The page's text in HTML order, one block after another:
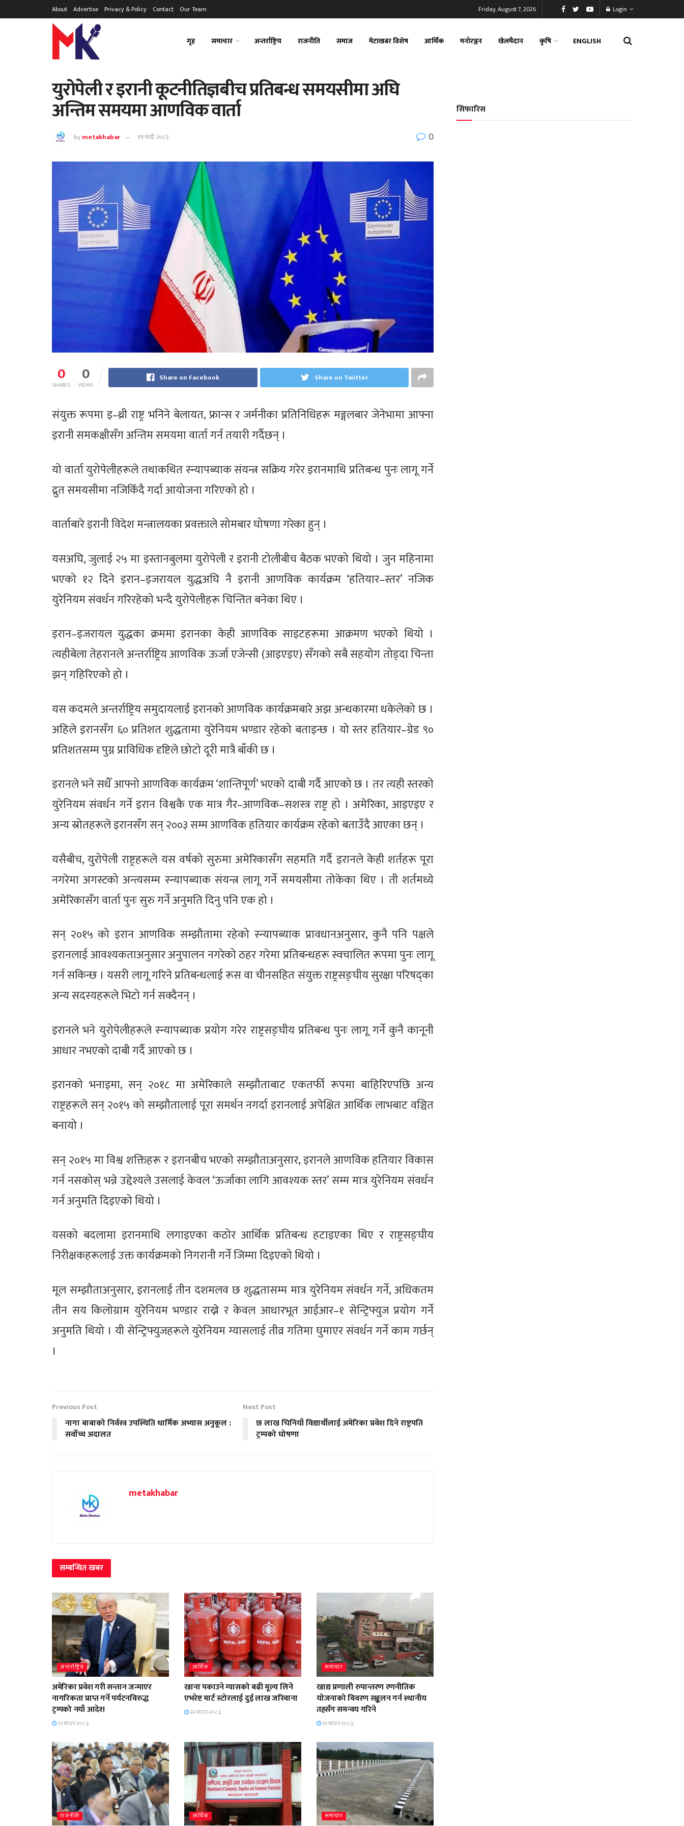
About Advertise Privacy & Policy Contact Our Team Friday, August 7, 2026 Login
गृह समाचार अन्तर्राष्ट्रिय राजनीति समाज मेटाखबर विशेष आर्थिक मनोरञ्जन खेलमैदान कृषि ENGLISH
युरोपेली र इरानी कूटनीतिज्ञबीच प्रतिबन्ध समयसीमा अघि
अन्तिम समयमा आणविक वार्ता
bymetakhabar ११ भदौ २०८२, 0
0
SHARES 0
VIEWS
Share on Facebook Share on Twitter
संयुक्त रूपमा इ–थ्री राष्ट्र भनिने बेलायत, फ्रान्स र जर्मनीका प्रतिनिधिहरू मङ्गलबार जेनेभामा आफ्ना
इरानी समकक्षीसँग अन्तिम समयमा वार्ता गर्न तयारी गर्दैछन् ।
यो वार्ता युरोपेलीहरूले तथाकथित स्न्यापब्याक संयन्त्र सक्रिय गरेर इरानमाथि प्रतिबन्ध पुनः लागू गर्ने
द्रुत समयसीमा नजिकिँदै गर्दा आयोजना गरिएको हो ।
वार्ताबारे इरानी विदेश मन्त्रालयका प्रवक्ताले सोमबार घोषणा गरेका हुन् ।
यसअघि, जुलाई २५ मा इस्तानबुलमा युरोपेली र इरानी टोलीबीच बैठक भएको थियो । जुन महिनामा
भएको १२ दिने इरान–इजरायल युद्धअघि नै इरानी आणविक कार्यक्रम ‘हतियार–स्तर’ नजिक
युरेनियम संवर्धन गरिरहेको भन्दै युरोपेलीहरू चिन्तित बनेका थिए ।
इरान–इजरायल युद्धका क्रममा इरानका केही आणविक साइटहरूमा आक्रमण भएको थियो ।
त्यहीबेला तेहरानले अन्तर्राष्ट्रिय आणविक ऊर्जा एजेन्सी (आइएइए) सँगको सबै सहयोग तोड्दा चिन्ता
झन् गहिरिएको हो ।
यस कदमले अन्तर्राष्ट्रिय समुदायलाई इरानको आणविक कार्यक्रमबारे अझ अन्धकारमा धकेलेको छ ।
अहिले इरानसँग ६० प्रतिशत शुद्धतामा युरेनियम भण्डार रहेको बताइन्छ । यो स्तर हतियार–ग्रेड ९०
प्रतिशतसम्म पुग्न प्राविधिक दृष्टिले छोटो दूरी मात्रै बाँकी छ ।
इरानले भने सधैँ आफ्नो आणविक कार्यक्रम ‘शान्तिपूर्ण’ भएको दाबी गर्दै आएको छ । तर त्यही स्तरको
युरेनियम संवर्धन गर्ने इरान विश्वकै एक मात्र गैर–आणविक–सशस्त्र राष्ट्र हो । अमेरिका, आइएइए र
अन्य स्रोतहरूले इरानसँग सन् २००३ सम्म आणविक हतियार कार्यक्रम रहेको बताउँदै आएका छन् ।
यसैबीच, युरोपेली राष्ट्रहरूले यस वर्षको सुरुमा अमेरिकासँग सहमति गर्दै इरानले केही शर्तहरू पूरा
नगरेमा अगस्टको अन्त्यसम्म स्न्यापब्याक संयन्त्र लागू गर्ने समयसीमा तोकेका थिए । ती शर्तमध्ये
अमेरिकासँग वार्ता पुनः सुरु गर्ने अनुमति दिनु पनि एक हो ।
सन् २०१५ को इरान आणविक सम्झौतामा रहेको स्न्यापब्याक प्रावधानअनुसार, कुनै पनि पक्षले
इरानलाई आवश्यकताअनुसार अनुपालन नगरेको ठहर गरेमा प्रतिबन्धहरू स्वचालित रूपमा पुनः लागू
गर्न सकिन्छ । यसरी लागू गरिने प्रतिबन्धलाई रूस वा चीनसहित संयुक्त राष्ट्रसङ्घीय सुरक्षा परिषद्का
अन्य सदस्यहरूले भिटो गर्न सक्दैनन् ।
इरानले भने युरोपेलीहरूले स्न्यापब्याक प्रयोग गरेर राष्ट्रसङ्घीय प्रतिबन्ध पुनः लागू गर्ने कुनै कानूनी
आधार नभएको दाबी गर्दै आएको छ ।
इरानको भनाइमा, सन् २०१८ मा अमेरिकाले सम्झौताबाट एकतर्फी रूपमा बाहिरिएपछि अन्य
राष्ट्रहरूले सन् २०१५ को सम्झौतालाई पूरा समर्थन नगर्दा इरानलाई अपेक्षित आर्थिक लाभबाट वञ्चित
बनायो ।
सन् २०१५ मा विश्व शक्तिहरू र इरानबीच भएको सम्झौताअनुसार, इरानले आणविक हतियार विकास
गर्न नसकोस् भन्ने उद्देश्यले उसलाई केवल ‘ऊर्जाका लागि आवश्यक स्तर’ सम्म मात्र युरेनियम संवर्धन
गर्न अनुमति दिइएको थियो ।
यसको बदलामा इरानमाथि लगाइएका कठोर आर्थिक प्रतिबन्ध हटाइएका थिए र राष्ट्रसङ्घीय
निरीक्षकहरूलाई उक्त कार्यक्रमको निगरानी गर्ने जिम्मा दिइएको थियो ।
मूल सम्झौताअनुसार, इरानलाई तीन दशमलव छ शुद्धतासम्म मात्र युरेनियम संवर्धन गर्ने, अधिकतम
तीन सय किलोग्राम युरेनियम भण्डार राख्ने र केवल आधारभूत आईआर–१ सेन्ट्रिफ्युज प्रयोग गर्ने
अनुमति थियो । यी सेन्ट्रिफ्युजहरूले युरेनियम ग्यासलाई तीव्र गतिमा घुमाएर संवर्धन गर्ने काम गर्छन्
।
Previous Post
नागा बाबाको निर्वस्त्र उपस्थिति धार्मिक अभ्यास अनुकूल :
सर्वोच्च अदालत
Next Post
छ लाख चिनियाँ विद्यार्थीलाई अमेरिका प्रवेश दिने राष्ट्रपति
ट्रम्पको घोषणा
metakhabar
सम्बन्धितखबर
अन्तर्राष्ट्रिय
अमेरिका प्रवेश गरी सन्तान जन्माएर
नागरिकता प्राप्त गर्ने पर्यटनविरुद्ध
ट्रम्पको नयाँ आदेश
२२ साउन २०८३,
आर्थिक
खाना पकाउने ग्यासको बढी मूल्य लिने
एभरेष्ट मार्ट स्टोरलाई दुई लाख जरिवाना
२२ साउन २०८३,
समाचार
खाद्य प्रणाली रुपान्तरण रणनीतिक
योजनाको विवरण सङ्कलन गर्न स्थानीय
तहसँग समन्वय गरिने
२२ साउन २०८३,
राजनीति आर्थिक समाचार
सिफारिस